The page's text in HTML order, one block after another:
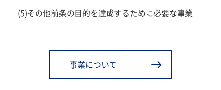
(5)その他前条の目的を達成するために必要な事業
事業について